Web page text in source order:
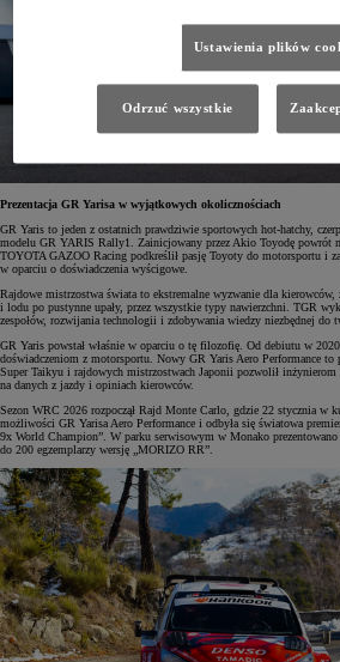
Prezentacja GR Yarisa w wyjątkowych okolicznościach
GR Yaris to jeden z ostatnich prawdziwie sportowych hot-hatchy,
modelu GR YARIS Rally1. Zainicjowany przez Akio Toyodę powrót
TOYOTA GAZOO Racing podkreślił pasję Toyoty do motorsportu i
w oparciu o doświadczenia wyścigowe.
Rajdowe mistrzostwa świata to ekstremalne wyzwanie dla kierowców,
i lodu po pustynne upały, przez wszystkie typy nawierzchni. TGR
zespołów, rozwijania technologii i zdobywania wiedzy niezbędnej do
GR Yaris powstał właśnie w oparciu o tę filozofię. Od debiutu w
doświadczeniom z motorsportu. Nowy GR Yaris Aero Performance
Super Taikyu i rajdowych mistrzostwach Japonii pozwolił
na danych z jazdy i opiniach kierowców.
Sezon WRC 2026 rozpoczął Rajd Monte Carlo, gdzie 22 stycznia w
możliwości GR Yarisa Aero Performance i odbyła się światowa
9x World Champion”. W parku serwisowym w Monako
do 200 egzemplarzy wersję „MORIZO RR”.
Ustawienia plików
Odrzuć wszystkie